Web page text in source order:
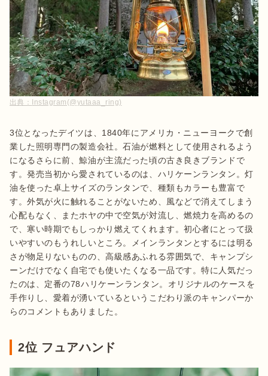
出典： Instagram(@yutaaa_ring)
3位となったデイツは、1840年にアメリカ・ニューヨークで創
業した照明専門の製造会社。石油が燃料として使用されるよう
になるさらに前、鯨油が主流だった頃の古き良きブランドで
す。発売当初から愛されているのは、ハリケーンランタン。灯
油を使った卓上サイズのランタンで、種類もカラーも豊富で
す。外気が火に触れることがないため、風などで消えてしまう
心配もなく、またホヤの中で空気が対流し、燃焼力を高めるの
で、寒い時期でもしっかり燃えてくれます。初心者にとって扱
いやすいのもうれしいところ。メインランタンとするには明る
さが物足りないものの、高級感あふれる雰囲気で、キャンプシ
ーンだけでなく自宅でも使いたくなる一品です。特に人気だっ
たのは、定番の78ハリケーンランタン。オリジナルのケースを
手作りし、愛着が湧いているというこだわり派のキャンパーか
らのコメントもありました。
2位 フュアハンド